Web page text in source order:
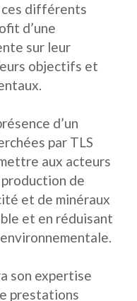
ces différents
d’une
sur leur
objectifs et
d’un
par TLS
aux acteurs
de
et de minéraux
et en réduisant
son expertise
prestations